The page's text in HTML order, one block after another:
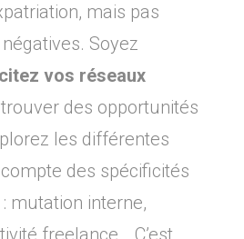
mais pas
Soyez
vos réseaux
des opportunités
les différentes
des spécificités
mutation interne,
freelance… C’est